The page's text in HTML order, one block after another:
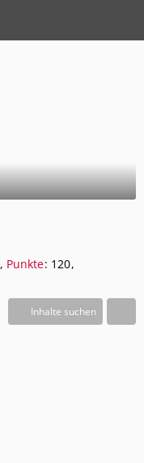
Punkte 120
Inhalte suchen